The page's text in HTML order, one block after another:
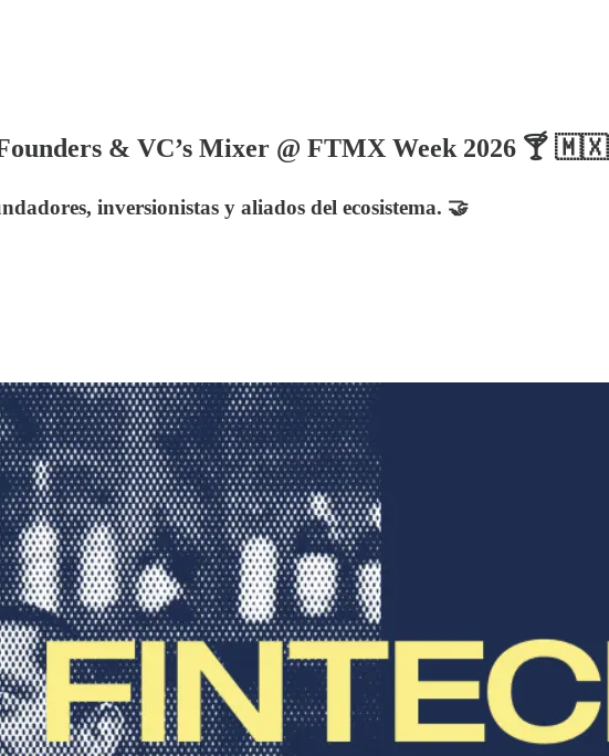
& VC’s Mixer @ FTMX Week 2026 🍸 🇲🇽
inversionistas y aliados del ecosistema. 🤝